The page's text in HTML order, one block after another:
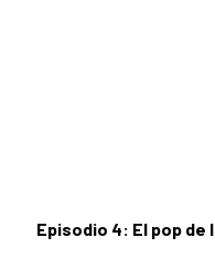
Episodio 4: El pop de